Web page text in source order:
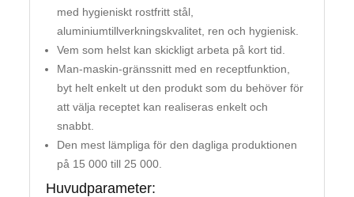
med hygieniskt rostfritt stål,
aluminiumtillverkningskvalitet, ren och hygienisk.
Vem som helst kan skickligt arbeta på kort tid.
Man-maskin-gränssnitt med en receptfunktion,
byt helt enkelt ut den produkt som du behöver för
att välja receptet kan realiseras enkelt och
snabbt.
Den mest lämpliga för den dagliga produktionen
på 15 000 till 25 000.
Huvudparameter: